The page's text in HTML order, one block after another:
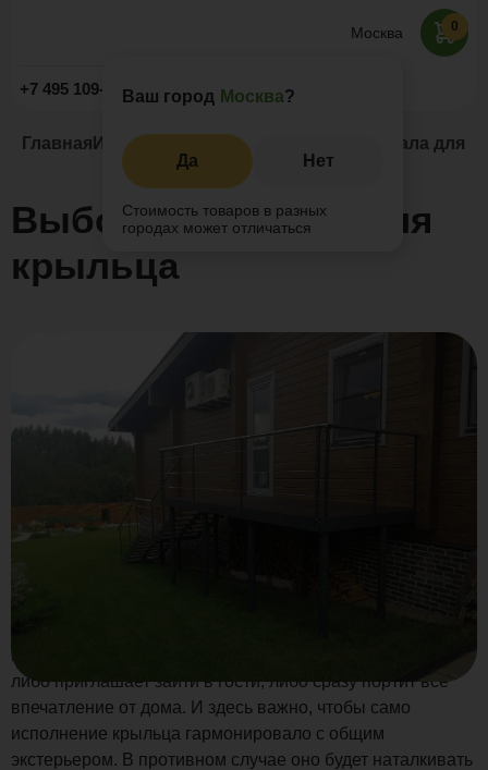
Москва
Ваш город Москва?
Да Нет
Стоимость товаров в разных
городах может отличаться
+7 495 109-52-09 Заказать звонок
0
Главная Информация Статьи Выбор материала для
Выбор материала для
крыльца
неполноценно без хорошего крыльца. Его внешний вид
либо приглашает зайти в гости, либо сразу портит всё
впечатление от дома. И здесь важно, чтобы само
исполнение крыльца гармонировало с общим
экстерьером. В противном случае оно будет наталкивать